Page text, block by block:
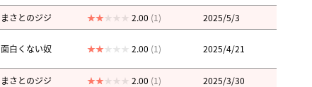
まさとのジジ 2.00 (1) 2025/5/3
面白くない奴 2.00 (1) 2025/4/21
まさとのジジ 2.00 (1)
2025/3/30